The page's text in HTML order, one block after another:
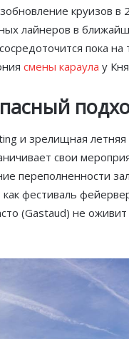
круизов
лайнеров в
пока на
смены караула у
и зрелищная
свои
переполненности
фестиваль
(Gastaud) не